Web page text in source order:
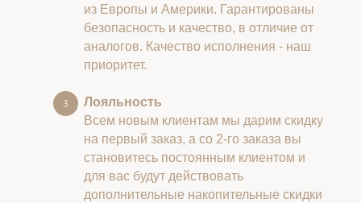
из Европы и Америки. Гарантированы
безопасность и качество, в отличие от
аналогов. Качество исполнения - наш
приоритет.
Лояльность
Всем новым клиентам мы дарим скидку
на первый заказ, а со 2-го заказа вы
становитесь постоянным клиентом и
для вас будут действовать
дополнительные накопительные скидки